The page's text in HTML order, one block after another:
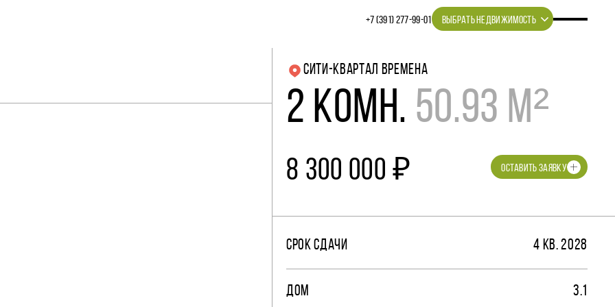
+7 (391) 277‒99‒01 ВЫБРАТЬ НЕДВИЖИМОСТЬ
СИТИ-КВАРТАЛ ВРЕМЕНА
2 КОМН. 50.93 М²
8 300 000 ₽ ОСТАВИТЬ ЗАЯВКУ
СРОК СДАЧИ 4 КВ. 2028
ДОМ 3.1